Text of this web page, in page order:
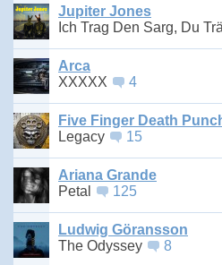
Jupiter Jones
Ich Trag Den Sarg, Du
Arca
XXXXX
4
Five Finger Death
Legacy
15
Ariana Grande
Petal
125
Ludwig Göransson
The Odyssey
8